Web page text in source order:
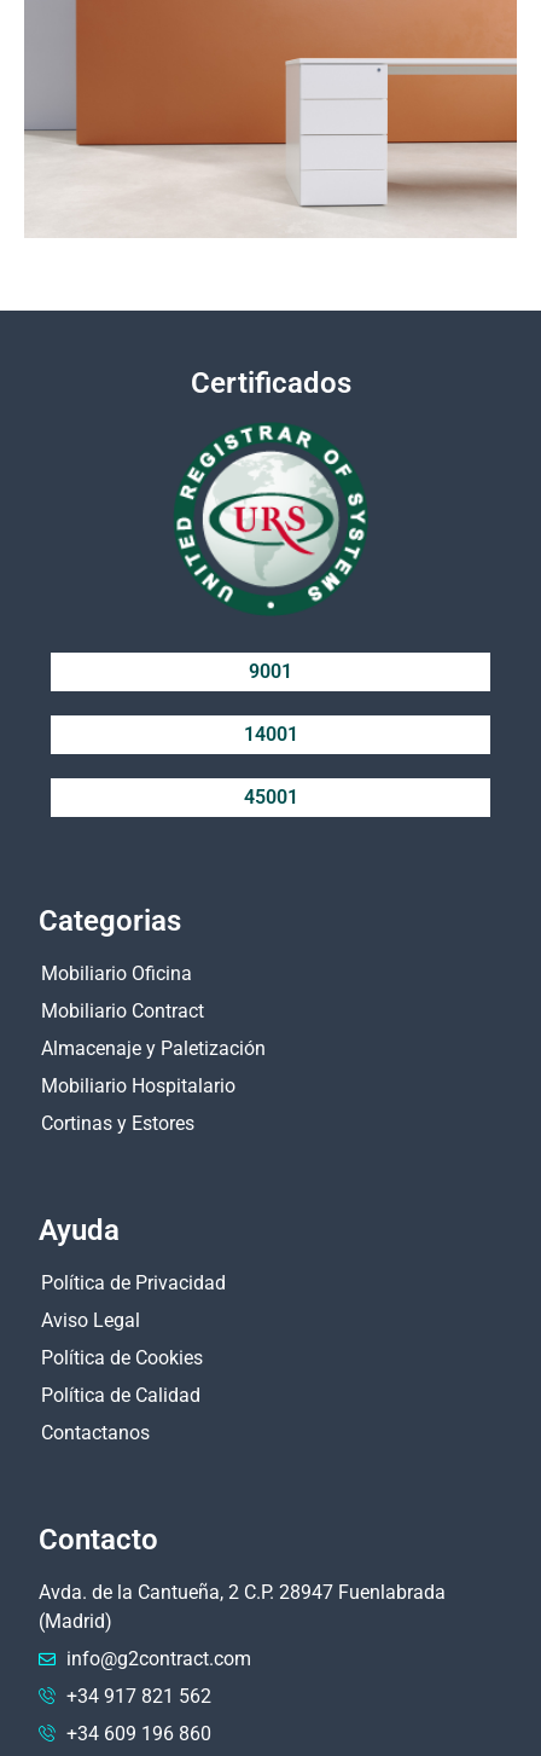
Certificados
9001
14001
45001
Categorias
Mobiliario Oficina
Mobiliario Contract
Almacenaje y Paletización
Mobiliario Hospitalario
Cortinas y Estores
Ayuda
Política de Privacidad
Aviso Legal
Política de Cookies
Política de Calidad
Contactanos
Contacto
Avda. de la Cantueña, 2 C.P. 28947 Fuenlabrada
(Madrid)
info@g2contract.com
+34 917 821 562
+34 609 196 860